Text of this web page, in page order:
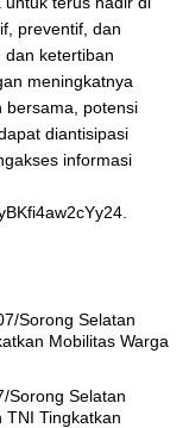
preventif, dan
dan ketertiban
meningkatnya
bersama, potensi
diantisipasi
informasi
Sorong Selatan
Mobilitas Warga
Sorong Selatan
TNI Tingkatkan